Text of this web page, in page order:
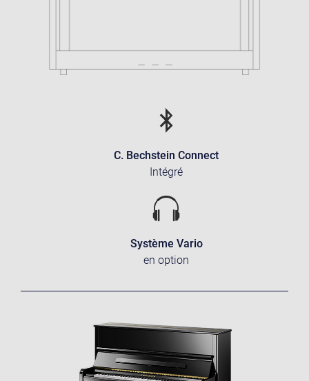
C. Bechstein Connect
Intégré
Système Vario
en option